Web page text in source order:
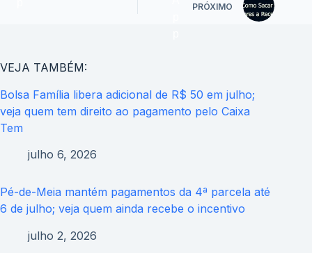
PRÓXIMO
VEJA TAMBÉM:
Bolsa Família libera adicional de R$ 50 em julho;
veja quem tem direito ao pagamento pelo Caixa
Tem
julho 6, 2026
Pé-de-Meia mantém pagamentos da 4ª parcela até
6 de julho; veja quem ainda recebe o incentivo
julho 2, 2026